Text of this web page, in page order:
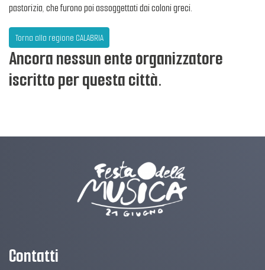
pastorizia, che furono poi assoggettati dai coloni greci.
Torna alla regione CALABRIA
Ancora nessun ente organizzatore
iscritto per questa città.
Contatti